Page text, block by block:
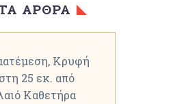
ΆΡΘΡΑ
Κρυφή
25 εκ. από
Καθετήρα